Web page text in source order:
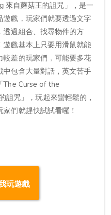
來自蘑菇王的詛咒」，是一
戲，玩家們就要透過文字
過組合、找尋物件的方
戲基本上只要用滑鼠就能
差的玩家們，可能要多花
包含大量對話，英文苦手
The Curse of the
詛咒」，玩起來蠻輕鬆的，
們就趕快試試看囉！
遊戲